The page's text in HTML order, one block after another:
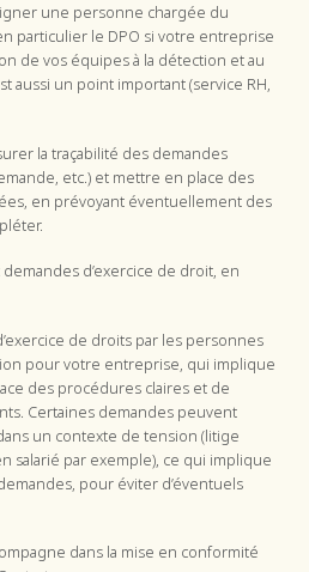
une personne chargée du
particulier le DPO si votre entreprise
de vos équipes à la détection et au
aussi un point important (service RH,
la traçabilité des demandes
etc.) et mettre en place des
en prévoyant éventuellement des
d’exercice de droit, en
de droits par les personnes
pour votre entreprise, qui implique
des procédures claires et de
Certaines demandes peuvent
un contexte de tension (litige
salarié par exemple), ce qui implique
pour éviter d’éventuels
dans la mise en conformité